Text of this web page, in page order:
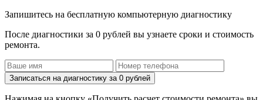
Запишитесь на бесплатную компьютерную диагностику
После диагностики за 0 рублей вы узнаете сроки и стоимость
ремонта.
Записаться на диагностику за 0 рублей